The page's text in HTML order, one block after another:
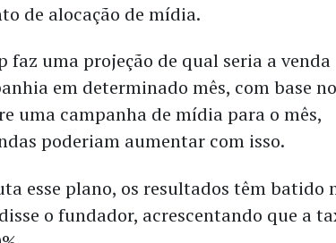
de alocação de mídia.
faz uma projeção de qual seria a venda
em determinado mês, com base
uma campanha de mídia para o mês,
poderiam aumentar com isso.
esse plano, os resultados têm batido
o fundador, acrescentando que a